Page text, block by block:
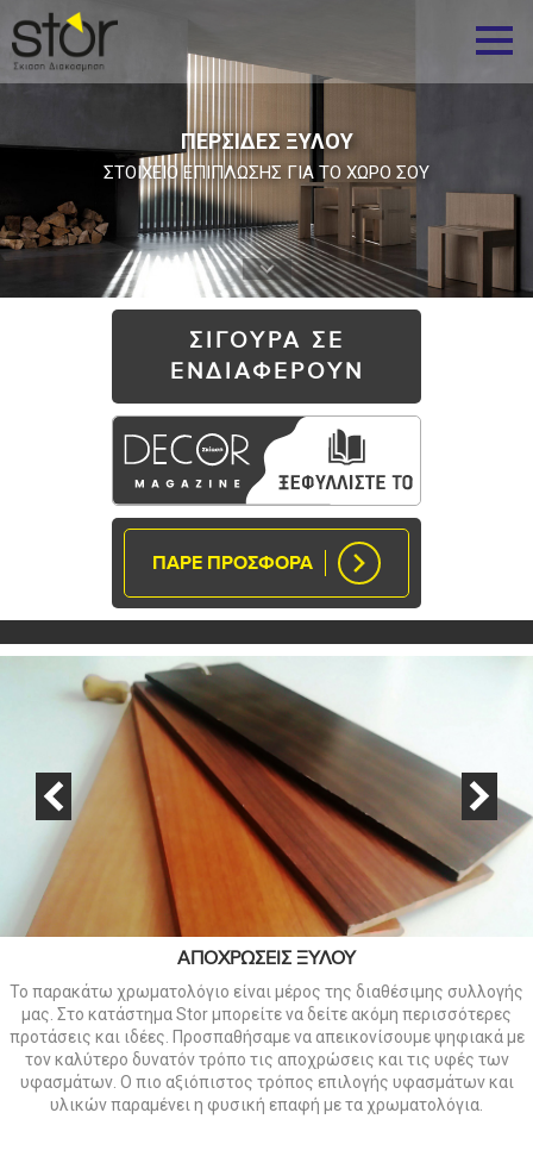
ΠΕΡΣΙΔΕΣ ΞΥΛΟΥ
ΣΤΟΙΧΕΙΟ ΕΠΙΠΛΩΣΗΣ ΓΙΑ ΤΟ ΧΩΡΟ ΣΟΥ
ΣΙΓΟΥΡΑ ΣΕ
ΕΝΔΙΑΦΕΡΟΥΝ
ΠΑΡΕ ΠΡΟΣΦΟΡΑ
ΑΠΟΧΡΩΣΕΙΣ ΞΥΛΟΥ
Το παρακάτω χρωματολόγιο είναι μέρος της διαθέσιμης συλλογής
μας. Στο κατάστημα Stor μπορείτε να δείτε ακόμη περισσότερες
προτάσεις και ιδέες. Προσπαθήσαμε να απεικονίσουμε ψηφιακά με
τον καλύτερο δυνατόν τρόπο τις αποχρώσεις και τις υφές των
υφασμάτων. Ο πιο αξιόπιστος τρόπος επιλογής υφασμάτων και
υλικών παραμένει η φυσική επαφή με τα χρωματολόγια.